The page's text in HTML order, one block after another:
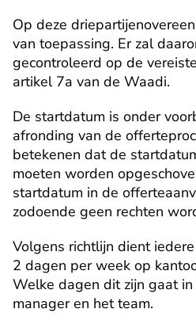
Op deze
van toepassing. Er zal
gecontroleerd op de
artikel 7a van de Waadi.
De startdatum is onder
afronding van de
betekenen dat de
moeten worden
startdatum in de
zodoende geen rechten
Volgens richtlijn dient
2 dagen per week op
Welke dagen dit zijn gaat
manager en het team.